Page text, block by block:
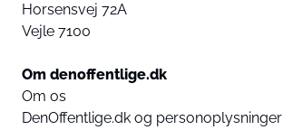
Horsensvej 72A
Vejle 7100
Om denoffentlige.dk
Om os
DenOffentlige.dk og personoplysninger